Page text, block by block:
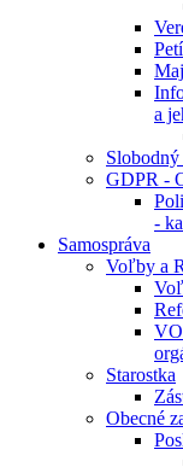
a
GDPR -
-
Samospráva
Voľby a
Starostka
Obecné